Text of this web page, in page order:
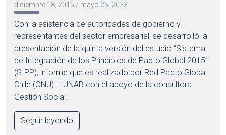
diciembre 18, 2015 / mayo 25, 2023
Con la asistencia de autoridades de gobierno y
representantes del sector empresarial, se desarrolló la
presentación de la quinta versión del estudio “Sistema
de Integración de los Principios de Pacto Global 2015”
(SIPP), informe que es realizado por Red Pacto Global
Chile (ONU) – UNAB con el apoyo de la consultora
Gestión Social.
Seguir leyendo